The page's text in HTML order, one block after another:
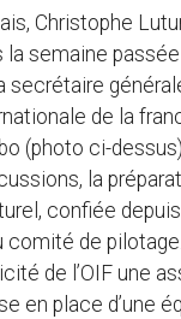
Christophe
la semaine
secrétaire
de la
(photo ci-
la
confiée
comité de
de l’OIF une
en place d’une